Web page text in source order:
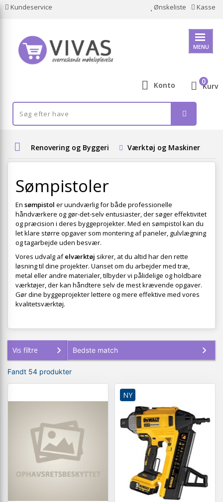
Kundeservice Ønskeliste Kasse
MENU
Konto Kurv
0
Renovering og Byggeri Værktøj og Maskiner
Sømpistoler
En sømpistol er uundværlig for både professionelle
håndværkere og gør-det-selv entusiaster, der søger effektivitet
og præcision i deres byggeprojekter. Med en sømpistol kan du
let klare større opgaver som montering af paneler, gulvlægning
og tagarbejde uden besvær.
Vores udvalg afelværktøj sikrer, at du altid har den rette
løsning til dine projekter. Uanset om du arbejder med træ,
metal eller andre materialer, tilbyder vi pålidelige og holdbare
værktøjer, der kan håndtere selv de mest krævende opgaver.
Gør dine byggeprojekter lettere og mere effektive med vores
kvalitetsværktøj.
Vis filtre
Fandt 54 produkter
NY